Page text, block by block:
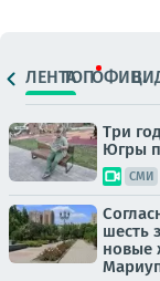
ЛЕНТАТОПОФИЦ.
Три
Югры
СМИ
шесть
новые